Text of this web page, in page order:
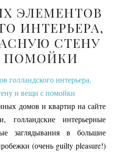
ЭЛЕМЕНТОВ
ИНТЕРЬЕРА,
СТЕНУ
ПОМОЙКИ
домов и квартир на сайте
голландские интерьерные
заглядывания в большие
(очень guilty pleasure!)